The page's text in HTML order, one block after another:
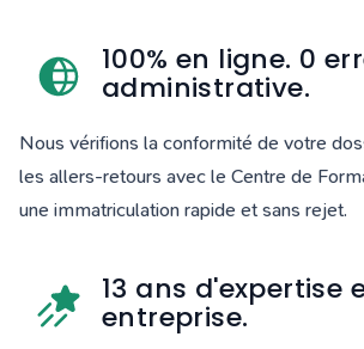
100% en ligne. 0
administrative.
Nous vérifions la conformité de votre
les allers-retours avec le Centre de
une immatriculation rapide et sans rejet.
13 ans d'expertise
entreprise.